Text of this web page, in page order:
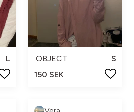
L
.OBJECT
S
150 SEK
Vera